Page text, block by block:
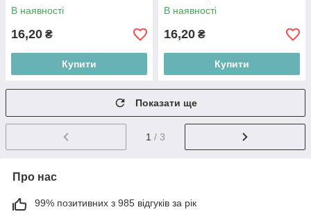
В наявності
16,20 ₴
Купити
В наявності
16,20 ₴
Купити
Показати ще
1 / 3
Про нас
99% позитивних з 985 відгуків за рік